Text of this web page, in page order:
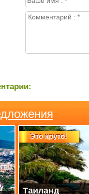
Это круто!
Таиланд